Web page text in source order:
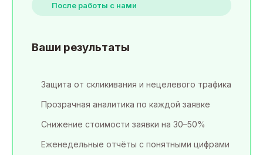
После работы с нами
Ваши результаты
Защита от скликивания и нецелевого трафика
Прозрачная аналитика по каждой заявке
Снижение стоимости заявки на 30–50%
Еженедельные отчёты с понятными цифрами